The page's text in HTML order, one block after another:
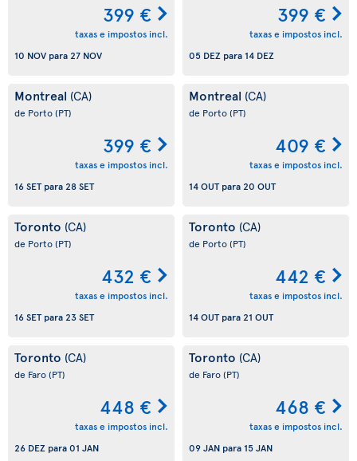
399 €
taxas e impostos incl.
10 NOV para27 NOV
399 €
taxas e impostos incl.
05 DEZ para 14 DEZ
Montreal (CA)
de Porto(PT)
399 €
taxas e impostos incl.
16 SETpara28 SET
Montreal (CA)
de Porto(PT)
409 €
taxas e impostos incl.
14 OUTpara20 OUT
Toronto (CA)
de Porto(PT)
432 €
taxas e impostos incl.
16 SETpara23 SET
Toronto (CA)
de Porto(PT)
442 €
taxas e impostos incl.
14 OUTpara21 OUT
Toronto (CA)
de Faro(PT)
448 €
taxas e impostos incl.
26 DEZ para01 JAN
Toronto (CA)
de Faro(PT)
468 €
taxas e impostos incl.
09 JAN para 15 JAN